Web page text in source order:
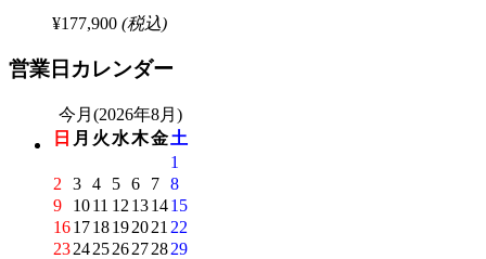
¥177,900 (税込)
営業日カレンダー
今月(2026年8月)
日 月 火 水木金土
1
2
3 4 5 6 7 8
9
1011 12 131415
161718192021 22
23242526272829